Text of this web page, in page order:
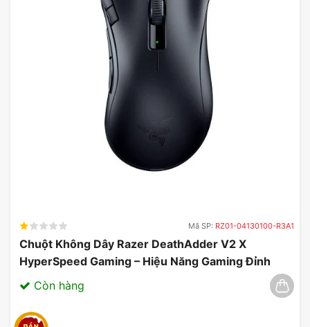
Mã SP: RZ01-04130100-R3A1
Chuột Không Dây Razer DeathAdder V2 X
HyperSpeed Gaming – Hiệu Năng Gaming Đỉnh
Cao 03/2025
Còn hàng